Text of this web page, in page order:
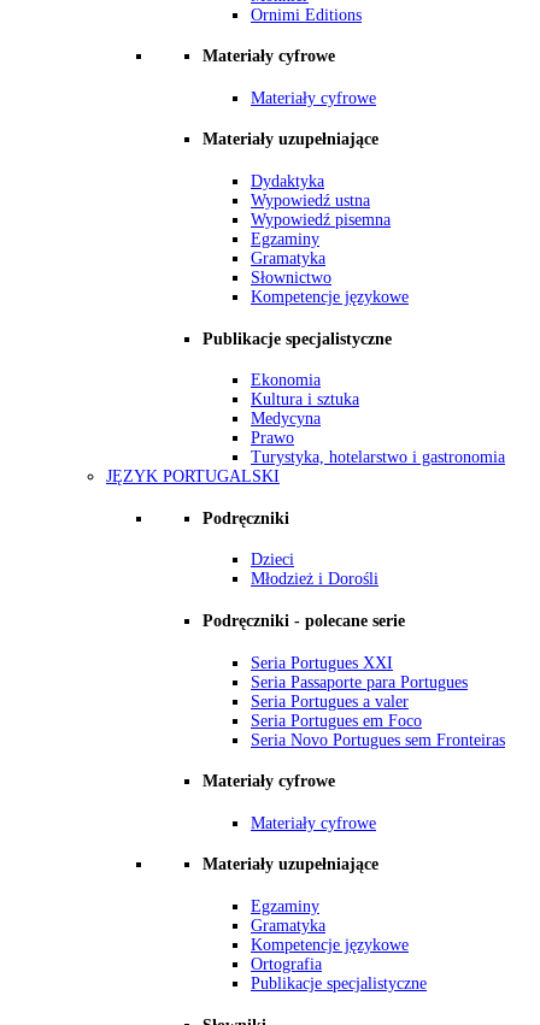
Ornimi Editions
Materiały cyfrowe
Materiały cyfrowe
Materiały uzupełniające
Dydaktyka
Wypowiedź ustna
Wypowiedź pisemna
Egzaminy
Gramatyka
Słownictwo
Kompetencje językowe
Publikacje specjalistyczne
Ekonomia
Kultura i sztuka
Medycyna
Prawo
Turystyka, hotelarstwo i gastronomia
JĘZYK PORTUGALSKI
Podręczniki
Dzieci
Młodzież i Dorośli
Podręczniki - polecane serie
Seria Portugues XXI
Seria Passaporte para Portugues
Seria Portugues a valer
Seria Portugues em Foco
Seria Novo Portugues sem Fronteiras
Materiały cyfrowe
Materiały cyfrowe
Materiały uzupełniające
Egzaminy
Gramatyka
Kompetencje językowe
Ortografia
Publikacje specjalistyczne